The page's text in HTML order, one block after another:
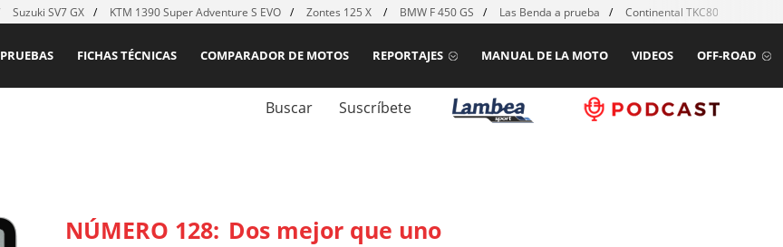
Suzuki SV7 GX KTM 1390 Super Adventure S EVO Zontes 125 X BMW F 450 GS Las Benda a prueba Continental TKC80 mk2
OFF-ROAD
VIDEOS
MANUAL DE LA MOTO
REPORTAJES
COMPARADOR DE MOTOS
FICHAS TÉCNICAS
PRUEBAS
Buscar Suscríbete
NÚMERO 128: Dos mejor que uno